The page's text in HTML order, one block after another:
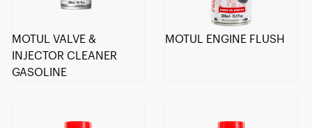
MOTUL VALVE &
INJECTOR CLEANER
GASOLINE
MOTUL ENGINE FLUSH